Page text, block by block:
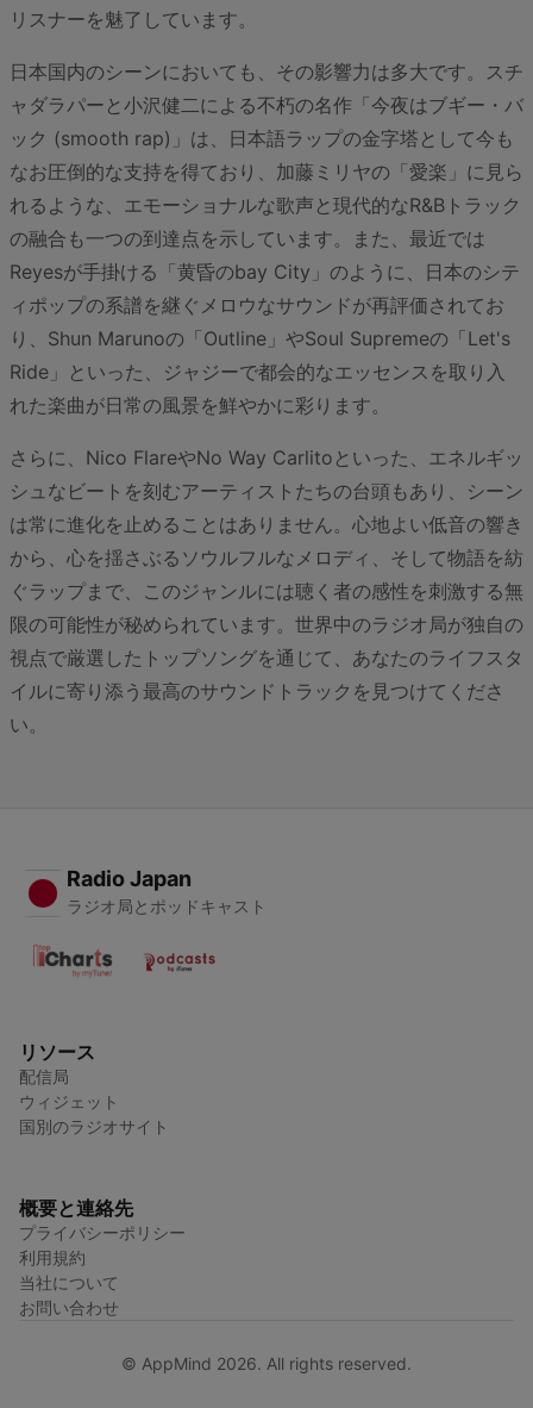
リスナーを魅了しています。
日本国内のシーンにおいても、その影響力は多大です。スチ
ャダラパーと小沢健二による不朽の名作「今夜はブギー・バ
ック (smooth rap)」は、日本語ラップの金字塔として今も
なお圧倒的な支持を得ており、加藤ミリヤの「愛楽」に見ら
れるような、エモーショナルな歌声と現代的なR&Bトラック
の融合も一つの到達点を示しています。また、最近では
Reyesが手掛ける「黄昏のbay City」のように、日本のシテ
ィポップの系譜を継ぐメロウなサウンドが再評価されてお
り、Shun Marunoの「Outline」やSoul Supremeの「Let's
Ride」といった、ジャジーで都会的なエッセンスを取り入
れた楽曲が日常の風景を鮮やかに彩ります。
さらに、Nico FlareやNo Way Carlitoといった、エネルギッ
シュなビートを刻むアーティストたちの台頭もあり、シーン
は常に進化を止めることはありません。心地よい低音の響き
から、心を揺さぶるソウルフルなメロディ、そして物語を紡
ぐラップまで、このジャンルには聴く者の感性を刺激する無
限の可能性が秘められています。世界中のラジオ局が独自の
視点で厳選したトップソングを通じて、あなたのライフスタ
イルに寄り添う最高のサウンドトラックを見つけてくださ
い。
Radio Japan
ラジオ局とポッドキャスト
リソース
配信局
ウィジェット
国別のラジオサイト
概要と連絡先
プライバシーポリシー
利用規約
当社について
お問い合わせ
© AppMind 2026. All rights reserved.